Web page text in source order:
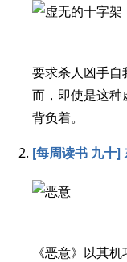
要求杀人凶手自
而，即使是这种
背负着。
[每周读书 九十
《恶意》以其